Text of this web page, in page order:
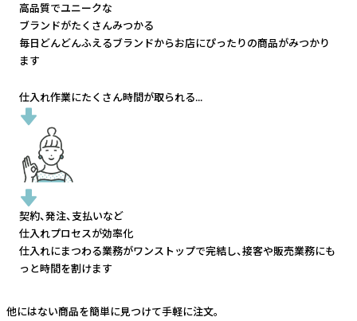
高品質でユニークな
ブランドがたくさんみつかる
毎日どんどんふえるブランドからお店にぴったりの商品がみつかり
ます
仕入れ作業にたくさん時間が取られる...
契約、発注、支払いなど
仕入れプロセスが効率化
仕入れにまつわる業務がワンストップで完結し、接客や販売業務にも
っと時間を割けます
他にはない商品を簡単に見つけて手軽に注文。